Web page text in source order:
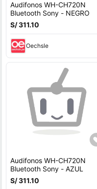
Audifonos WH-CH720N
Bluetooth Sony - NEGRO
S/ 311.10
Oechsle
Audifonos WH-CH720N
Bluetooth Sony - AZUL
S/ 311.10